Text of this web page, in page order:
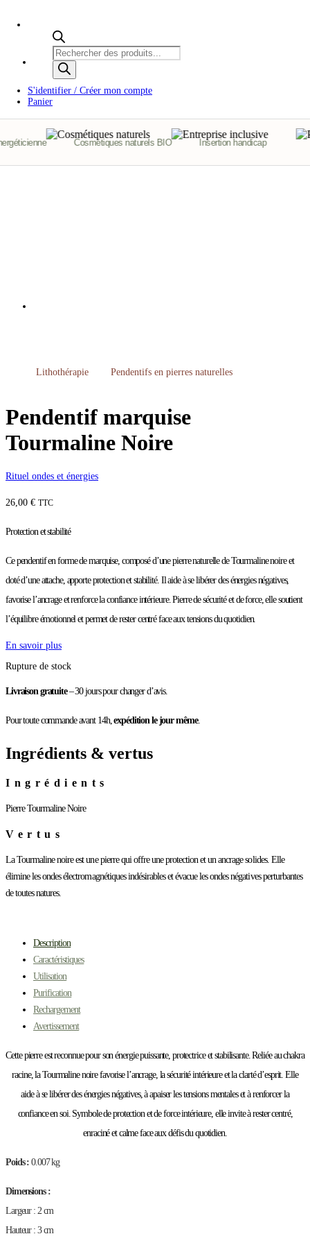
Recherche
de
produits
S'identifier / Créer mon compte
Panier
Cosmétiques naturels BIO Insertion handicap
Lithothérapie Pendentifs en pierres naturelles
Pendentif marquise
Tourmaline Noire
Rituel ondes et énergies
26,00 € TTC
Protection et stabilité
Ce pendentif en forme de marquise, composé d’une pierre naturelle de Tourmaline noire et
doté d’une attache, apporte protection et stabilité. Il aide à se libérer des énergies négatives,
favorise l’ancrage et renforce la confiance intérieure. Pierre de sécurité et de force, elle soutient
l’équilibre émotionnel et permet de rester centré face aux tensions du quotidien.
En savoir plus
Rupture de stock
Livraison gratuite– 30 jours pour changer d’avis.
Pour toute commande avant 14h,expédition le jour même.
Ingrédients & vertus
Ingrédients
Pierre Tourmaline Noire
Vertus
La Tourmaline noire est une pierre qui offre une protection et un ancrage solides. Elle
élimine les ondes électromagnétiques indésirables et évacue les ondes négatives perturbantes
de toutes natures.
Description
Caractéristiques
Utilisation
Purification
Rechargement
Avertissement
Cette pierre est reconnue pour son énergie puissante, protectrice et stabilisante. Reliée au chakra
racine, la Tourmaline noire favorise l’ancrage, la sécurité intérieure et la clarté d’esprit. Elle
aide à se libérer des énergies négatives, à apaiser les tensions mentales et à renforcer la
confiance en soi. Symbole de protection et de force intérieure, elle invite à rester centré,
enraciné et calme face aux défis du quotidien.
Poids :0.007 kg
Dimensions :
Largeur : 2 cm
Hauteur : 3 cm